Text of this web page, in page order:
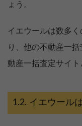
ょう。
イエウールは数多
り、他の不動産一
動産一括査定サイト
イエウール